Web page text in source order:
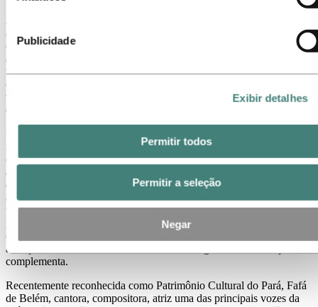
Publicidade
Exibir detalhes
Permitir todos
Permitir a seleção
Negar
abrangendo televisão aberta e fechada, jornal, rádio, plataformas
digitais e OOH (out-of-home), em uma estratégia integrada para
alcançar o público em diferentes pontos de contato. Essa abordagem
tem como objetivo gerar engajamento com a sociedade e fortalecer a
conexão com os valores da Hydro. Na fase anterior da campanha,
veiculada entre maio e julho, foram registrados mais de 100 milhões
de impactos, o que evidencia o sucesso da estratégia.
não só nossa atuação responsável, mas reforçando nosso empenho
com o desenvolvimento social e econômico das regiões onde
atuamos, como preparação para a COP 30”, afirma Lydia Damian,
diretora de Comunicação da Hydro. “Como grande artista paraense,
a Fafá de Belém traz essa autenticidade à nossa mensagem, por ser
um símbolo do início da nossa cadeia de valor do alumínio, do Pará
para o mundo. Enquanto a CA, fortalece a valorização da cultura e
do talento regional, com expertise local e atuação nacional,
avançando de forma alinhada à nossa estratégia de comunicação",
complementa.
Recentemente reconhecida como Patrimônio Cultural do Pará, Fafá
de Belém, cantora, compositora, atriz uma das principais vozes da